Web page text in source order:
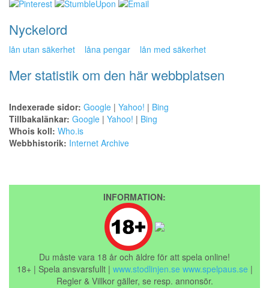
Nyckelord
lån utan säkerhet låna pengar lån med säkerhet
Mer statistik om den här webbplatsen
Indexerade sidor: Google | Yahoo! | Bing
Tillbakalänkar: Google | Yahoo! | Bing
Whois koll: Who.is
Webbhistorik: Internet Archive
INFORMATION:
Du måste vara 18 år och äldre för att spela online!
18+ | Spela ansvarsfullt | www.stodlinjen.se www.spelpaus.se |
Regler & Villkor gäller, se resp. annonsör.